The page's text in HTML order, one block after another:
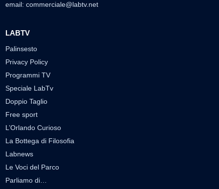
email: commerciale@labtv.net
LABTV
Palinsesto
Privacy Policy
Programmi TV
Speciale LabTv
Doppio Taglio
Free sport
L’Orlando Curioso
La Bottega di Filosofia
Labnews
Le Voci del Parco
Parliamo di…